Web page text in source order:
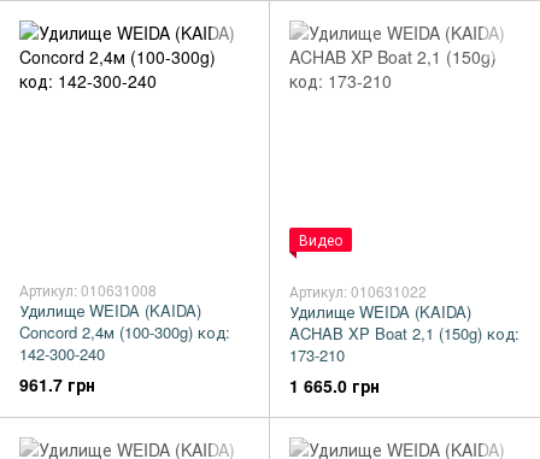
Артикул: 010631008
Удилище WEIDA (KAIDA)
Concord 2,4м (100-300g) код:
142-300-240
961.7 грн
Видео
Артикул: 010631022
Удилище WEIDA (KAIDA)
ACHAB XP Boat 2,1 (150g) код:
173-210
1 665.0 грн